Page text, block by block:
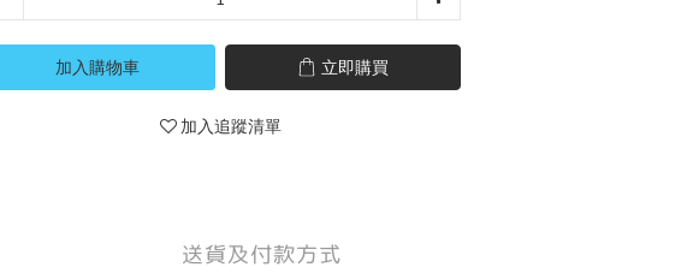
加入購物車 立即購買
加入追蹤清單
送貨及付款方式